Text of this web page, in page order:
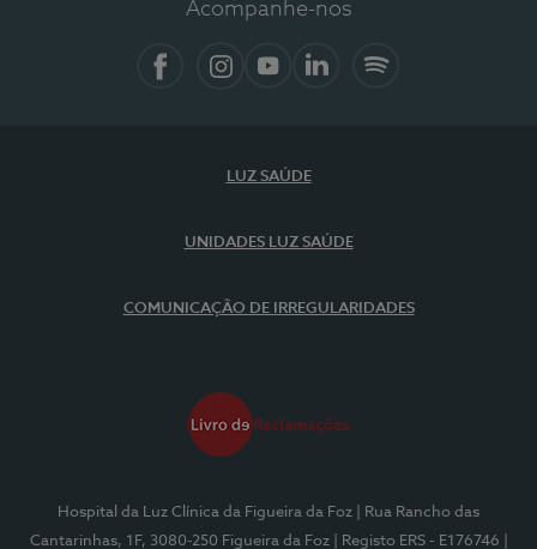
Acompanhe-nos
LUZ SAÚDE
UNIDADES LUZ SAÚDE
COMUNICAÇÃO DE IRREGULARIDADES
Hospital da Luz Clínica da Figueira da Foz
| Rua Rancho das
Cantarinhas, 1F, 3080-250 Figueira da Foz
| Registo ERS - E176746